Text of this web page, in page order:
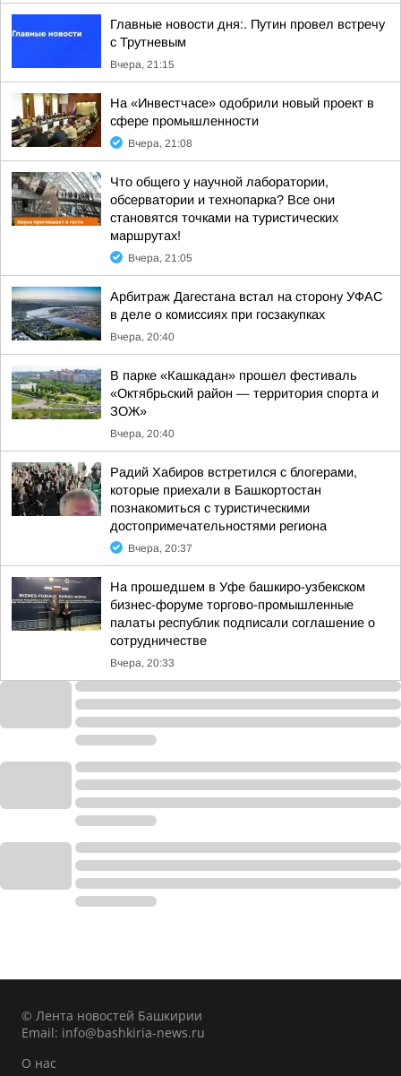
Главные новости дня:. Путин провел встречу
с Трутневым
Вчера, 21:15
На «Инвестчасе» одобрили новый проект в
сфере промышленности
Вчера, 21:08
Что общего у научной лаборатории,
обсерватории и технопарка? Все они
становятся точками на туристических
маршрутах!
Вчера, 21:05
Арбитраж Дагестана встал на сторону УФАС
в деле о комиссиях при госзакупках
Вчера, 20:40
В парке «Кашкадан» прошел фестиваль
«Октябрьский район — территория спорта и
ЗОЖ»
Вчера, 20:40
Радий Хабиров встретился с блогерами,
которые приехали в Башкортостан
познакомиться с туристическими
достопримечательностями региона
Вчера, 20:37
На прошедшем в Уфе башкиро-узбекском
бизнес-форуме торгово-промышленные
палаты республик подписали соглашение о
сотрудничестве
Вчера, 20:33
© Лента новостей Башкирии
Email: info@bashkiria-news.ru
О нас